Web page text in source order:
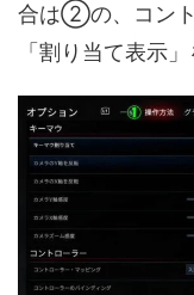
合は②の、コン
「割り当て表示